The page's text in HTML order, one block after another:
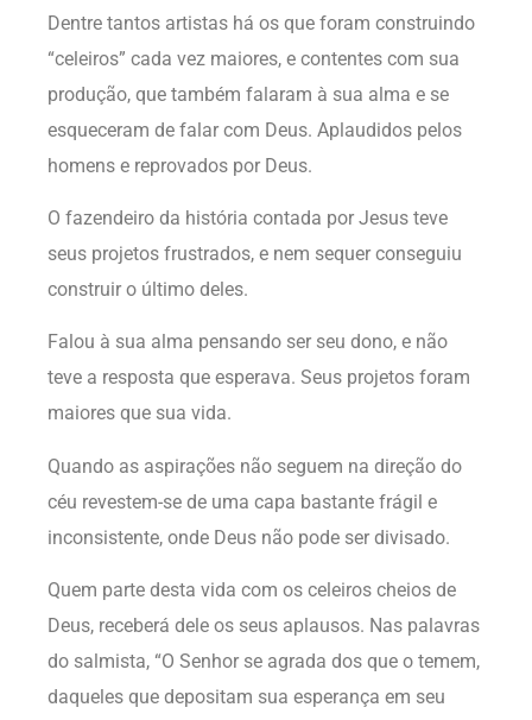
Dentre tantos artistas há os que foram construindo
“celeiros” cada vez maiores, e contentes com sua
produção, que também falaram à sua alma e se
esqueceram de falar com Deus. Aplaudidos pelos
homens e reprovados por Deus.
O fazendeiro da história contada por Jesus teve
seus projetos frustrados, e nem sequer conseguiu
construir o último deles.
Falou à sua alma pensando ser seu dono, e não
teve a resposta que esperava. Seus projetos foram
maiores que sua vida.
Quando as aspirações não seguem na direção do
céu revestem-se de uma capa bastante frágil e
inconsistente, onde Deus não pode ser divisado.
Quem parte desta vida com os celeiros cheios de
Deus, receberá dele os seus aplausos. Nas palavras
do salmista, “O Senhor se agrada dos que o temem,
daqueles que depositam sua esperança em seu